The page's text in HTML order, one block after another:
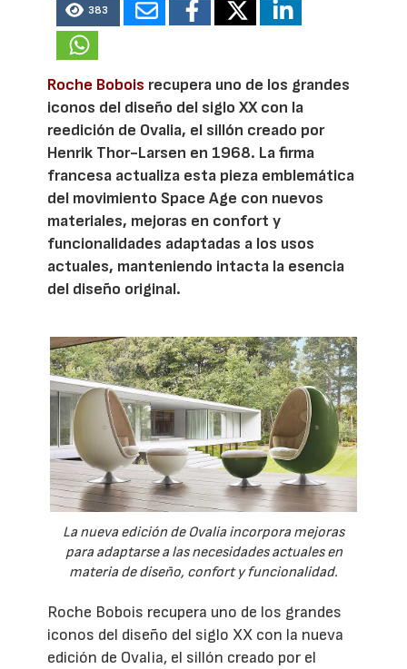
383
Roche Bobois recupera uno de los grandes
iconos del diseño del siglo XX con la
reedición de Ovalia, el sillón creado por
Henrik Thor-Larsen en 1968. La firma
francesa actualiza esta pieza emblemática
del movimiento Space Age con nuevos
materiales, mejoras en confort y
funcionalidades adaptadas a los usos
actuales, manteniendo intacta la esencia
del diseño original.
La nueva edición de Ovalia incorpora mejoras
para adaptarse a las necesidades actuales en
materia de diseño, confort y funcionalidad.
Roche Bobois recupera uno de los grandes
iconos del diseño del siglo XX con la nueva
edición de Ovalia, el sillón creado por el